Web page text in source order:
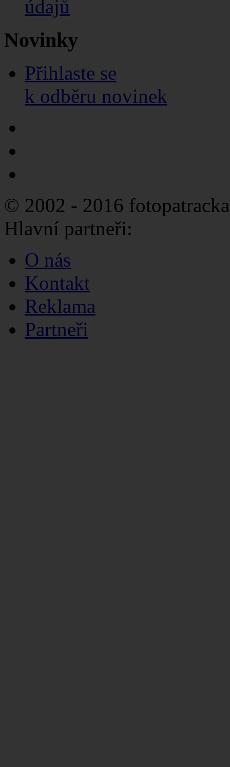
údajů
Novinky
Přihlaste se
k odběru novinek
© 2002 - 2016
Hlavní partneři:
O nás
Kontakt
Reklama
Partneři